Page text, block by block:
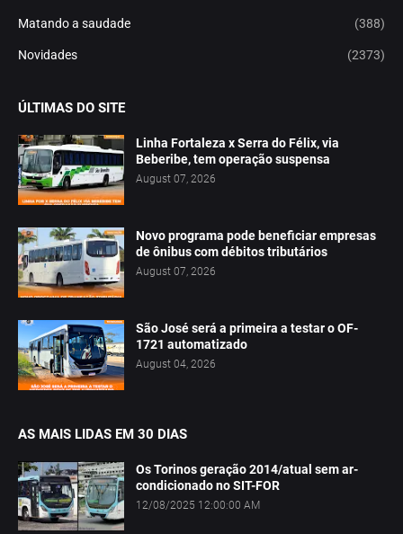
Matando a saudade (388)
Novidades (2373)
ÚLTIMAS DO SITE
Linha Fortaleza x Serra do Félix, via
Beberibe, tem operação suspensa
August 07, 2026
Novo programa pode beneficiar empresas
de ônibus com débitos tributários
August 07, 2026
São José será a primeira a testar o OF-
1721 automatizado
August 04, 2026
AS MAIS LIDAS EM 30 DIAS
Os Torinos geração 2014/atual sem ar-
condicionado no SIT-FOR
12/08/2025 12:00:00 AM